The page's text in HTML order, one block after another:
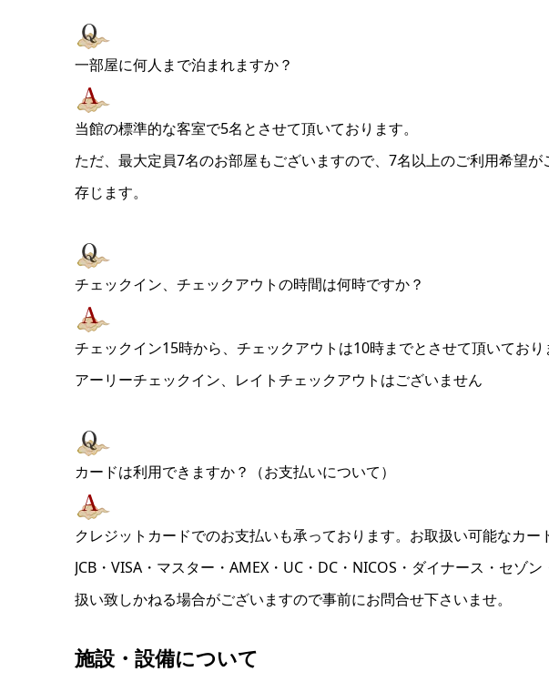
一部屋に何人まで泊まれますか？
当館の標準的な客室で5名とさせて頂いております。
ただ、最大定員7名のお部屋もございますので、7名以上のご利用希望
存じます。
チェックイン、チェックアウトの時間は何時ですか？
チェックイン15時から、チェックアウトは10時までとさせて頂いており
アーリーチェックイン、レイトチェックアウトはございません
カードは利用できますか？（お支払いについて）
クレジットカードでのお支払いも承っております。お取扱い可能なカー
JCB・VISA・マスター・AMEX・UC・DC・NICOS・ダイナース・セゾ
扱い致しかねる場合がございますので事前にお問合せ下さいませ。
施設・設備について